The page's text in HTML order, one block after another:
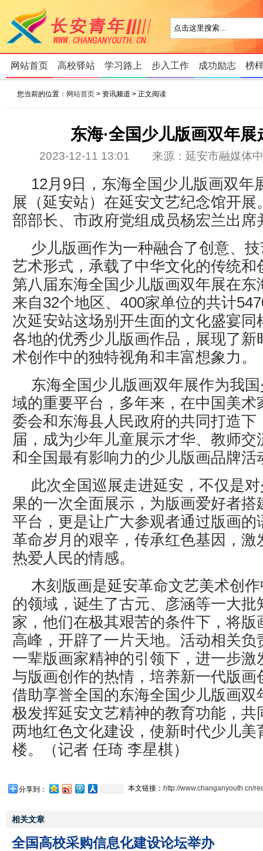
网站首页 高校驿站 学习路上 步入工作 成功励志 榜
您当前的位置： 网站首页 > 资讯频道 > 正文阅读
东海·全国少儿版画双年展
2023-12-11 13:01 来源：延安市融媒
12月9日，东海全国少儿版画双年
展（延安站）在延安文艺纪念馆开展
部部长、市政府党组成员杨宏兰出席
少儿版画作为一种融合了创意、
艺术形式，承载了中华文化的传统和
第八届东海全国少儿版画双年展在东
来自32个地区、400家单位的共计
次延安站这场别开生面的文化盛宴同
各地的优秀少儿版画作品，展现了新
术创作中的独特视角和丰富想象力。
东海全国少儿版画双年展作为我
域的重要平台，多年来，在中国美术
委会和东海县人民政府的共同打造下
届，成为少年儿童展示才华、教师交
和全国最有影响力的少儿版画品牌活
此次全国巡展走进延安，不仅是
果的一次全面展示，为版画爱好者搭
平台，更是让广大参观者通过版画的
革命岁月的艰辛，传承红色基因，激
热爱人民的情感。
木刻版画是延安革命文艺美术创
的领域，诞生了古元、彦涵等一大批
家，他们在极其艰苦的条件下，将版
高峰，开辟了一片天地。活动相关负
一辈版画家精神的引领下，进一步激
与版画创作的热情，培养新一代版画
借助享誉全国的东海全国少儿版画双
极发挥延安文艺精神的教育功能，共
两地红色文化建设，使新时代少儿美
楼。（记者 任琦 李星棋）
分享到： 本文链接： http://www.changanyouth.cn/
相关文章
全国高校采购信息化建设论坛举办